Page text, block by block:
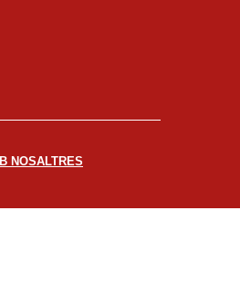
NOSALTRES